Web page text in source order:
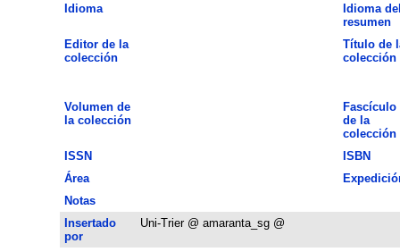
Idioma
Idioma
resumen
Editor de la
colección
Título de
colección
Volumen de
la colección
Fascículo
de la
colección
ISSN
ISBN
Área
Notas
Insertado
por
Uni-Trier @ amaranta_sg @